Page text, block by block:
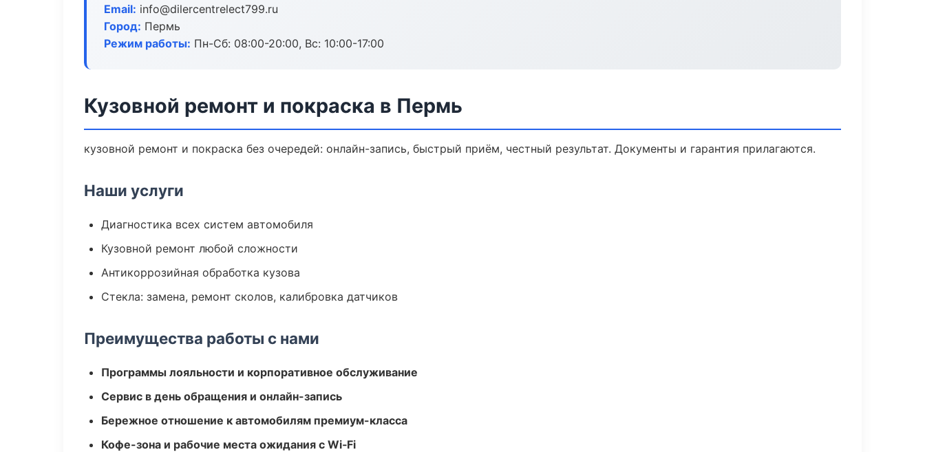
Email: info@dilercentrelect799.ru
Город: Пермь
Режим работы: Пн-Сб: 08:00-20:00, Вс: 10:00-17:00
Кузовной ремонт и покраска в Пермь
кузовной ремонт и покраска без очередей: онлайн-запись, быстрый приём, честный результат. Документы и гарантия прилагаются.
Наши услуги
Диагностика всех систем автомобиля
Кузовной ремонт любой сложности
Антикоррозийная обработка кузова
Стекла: замена, ремонт сколов, калибровка датчиков
Преимущества работы с нами
Программы лояльности и корпоративное обслуживание
Сервис в день обращения и онлайн-запись
Бережное отношение к автомобилям премиум-класса
Кофе-зона и рабочие места ожидания с Wi‑Fi